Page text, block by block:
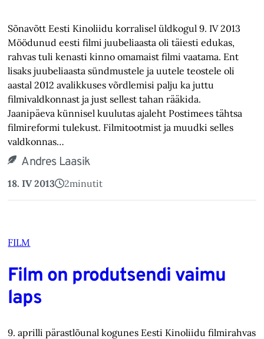
Sõnavõtt Eesti Kinoliidu korralisel üldkogul 9. IV 2013
Möödunud eesti filmi juubeliaasta oli täiesti edukas,
rahvas tuli kenasti kinno omamaist filmi vaatama. Ent
lisaks juubeliaasta sündmustele ja uutele teostele oli
aastal 2012 avalikkuses võrdlemisi palju ka juttu
filmivaldkonnast ja just sellest tahan rääkida.
Jaanipäeva künnisel kuulutas ajaleht Postimees tähtsa
filmireformi tulekust. Filmitootmist ja muudki selles
valdkonnas…
Andres Laasik
18. IV 2013 2minutit
FILM
Film on produtsendi vaimu
laps
9. aprilli pärastlõunal kogunes Eesti Kinoliidu filmirahvas